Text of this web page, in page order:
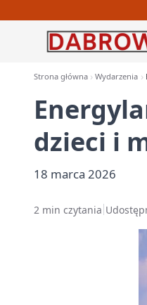
Strona główna Wydarzenia
dzieci i
18 marca 2026
2 min czytania